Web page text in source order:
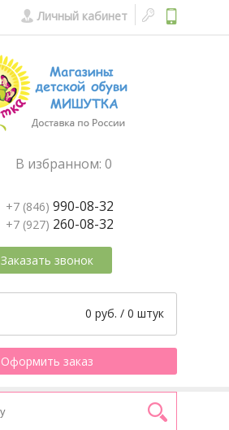
Личный кабинет
В избранном: 0
+7 (846) 990-08-32
+7 (927) 260-08-32
Заказать звонок
0 руб. / 0 штук
Оформить заказ